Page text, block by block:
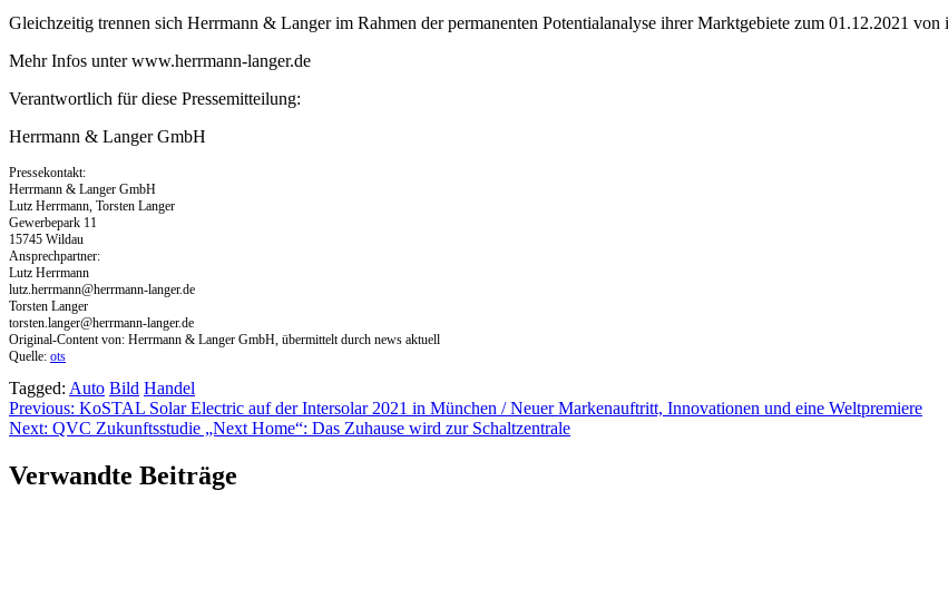
Gleichzeitig trennen sich Herrmann & Langer im Rahmen der permanenten Potentialanalyse ihrer Marktgebiete zum 01.12.2021 von
Mehr Infos unter www.herrmann-langer.de
Verantwortlich für diese Pressemitteilung:
Herrmann & Langer GmbH
Pressekontakt:
Herrmann & Langer GmbH
Lutz Herrmann, Torsten Langer
Gewerbepark 11
15745 Wildau
Ansprechpartner:
Lutz Herrmann
lutz.herrmann@herrmann-langer.de
Torsten Langer
torsten.langer@herrmann-langer.de
Original-Content von: Herrmann & Langer GmbH, übermittelt durch news aktuell
Quelle: ots
Tagged: Auto Bild Handel
Beitragsnavigation
Previous: KoSTAL Solar Electric auf der Intersolar 2021 in München / Neuer Markenauftritt, Innovationen und eine Weltpremiere
Next: QVC Zukunftsstudie „Next Home“: Das Zuhause wird zur Schaltzentrale
Verwandte Beiträge